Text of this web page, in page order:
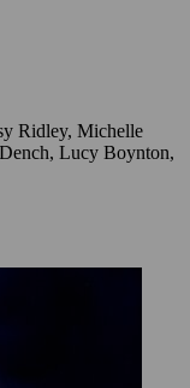
amerického
a dokonale
udeří.(CinemArt)